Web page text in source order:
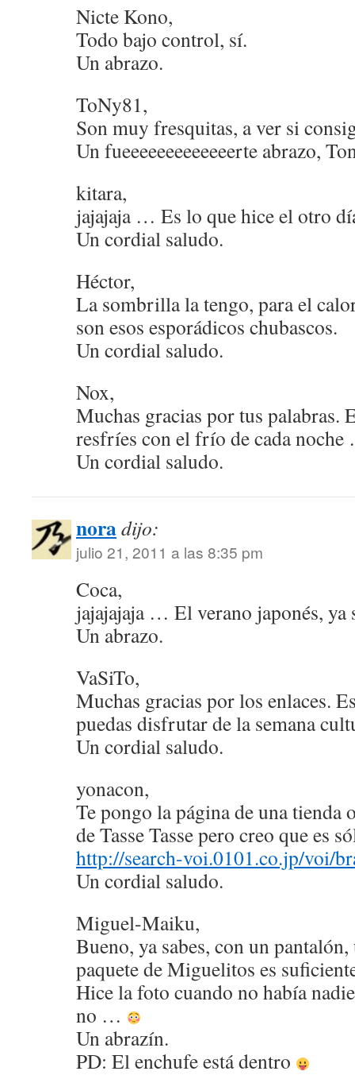
Nicte Kono,
Todo bajo control, sí.
Un abrazo.
ToNy81,
Son muy fresquitas, a ver si
Un fueeeeeeeeeeeeerte abrazo,
kitara,
jajajaja … Es lo que hice el otro
Un cordial saludo.
Héctor,
La sombrilla la tengo, para el
son esos esporádicos chubascos.
Un cordial saludo.
Nox,
Muchas gracias por tus palabras.
resfríes con el frío de cada
Un cordial saludo.
noradijo:
julio 21, 2011 a las 8:35 pm
Coca,
jajajajaja … El verano japonés, ya
Un abrazo.
VaSiTo,
Muchas gracias por los enlaces.
puedas disfrutar de la semana
Un cordial saludo.
yonacon,
Te pongo la página de una tienda
de Tasse Tasse pero creo que es
http://search-voi.0101.co.jp/voi/
Un cordial saludo.
Miguel-Maiku,
Bueno, ya sabes, con un
paquete de Miguelitos es
Hice la foto cuando no había
no …
Un abrazín.
PD: El enchufe está dentro